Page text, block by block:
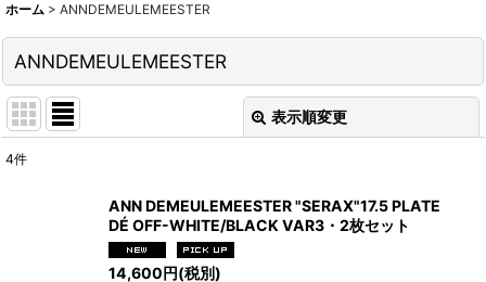
ホーム > ANNDEMEULEMEESTER
ANNDEMEULEMEESTER
表示順変更
4件
ANN DEMEULEMEESTER "SERAX"17.5 PLATE
DÉ OFF-WHITE/BLACK VAR3・2枚セット
14,600円(税別)